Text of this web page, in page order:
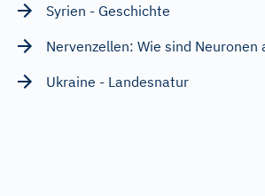
Syrien - Geschichte
Nervenzellen: Wie sind Neuronen
Ukraine - Landesnatur